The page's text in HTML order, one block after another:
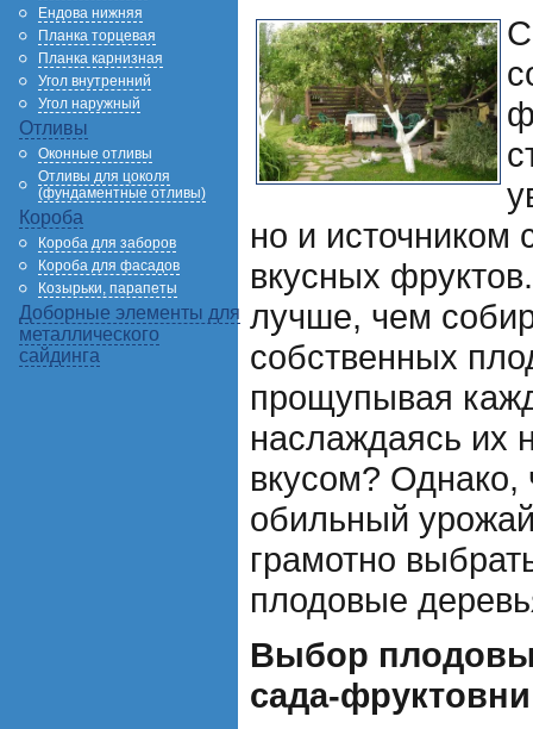
Ендова нижняя
Планка торцевая
Планка карнизная
Угол внутренний
Угол наружный
Отливы
Оконные отливы
Отливы для цоколя
(фундаментные отливы)
Короба
Короба для заборов
Короба для фасадов
Козырьки, парапеты
Доборные элементы для
металлического
сайдинга
но и источником
вкусных
лучше, чем
собственных
прощупывая
наслаждаясь их
вкусом? Однако,
обильный
грамотно
плодовые
Выбор
сада-